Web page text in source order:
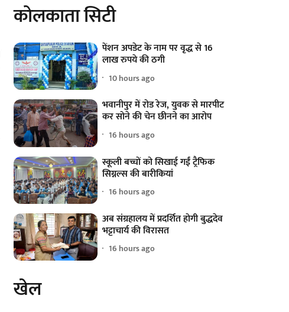
कोलकाता सिटी
पेंशन अपडेट के नाम पर वृद्ध से 16
लाख रुपये की ठगी
10 hours ago
भवानीपुर में रोड रेज, युवक से मारपीट
कर सोने की चेन छीनने का आरोप
16 hours ago
स्कूली बच्चों को सिखाई गईं ट्रैफिक
सिग्नल्स की बारीकियां
16 hours ago
अब संग्रहालय में प्रदर्शित होगी बुद्धदेव
भट्टाचार्य की विरासत
16 hours ago
खेल